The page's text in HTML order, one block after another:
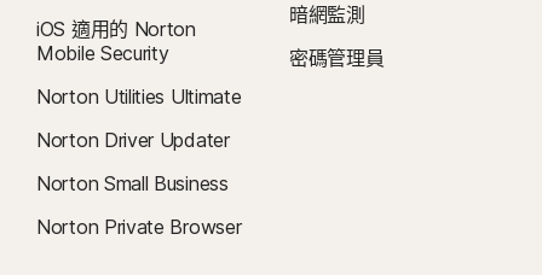
家長防護網入口網站。在 iOS 和 Android 上，必須使用應用程式內的 Norton 瀏
覽器，才能充分利用功能的完整權益。
雲端備份功能僅適用於 Windows (不包括在 S 模式的 Windows、在 ARM 處理
器上執行的 Windows)。
SafeCam 功能僅適用於 Windows (不包括在 S 模式的 Windows、在 ARM 處
理器上執行的 Windows)。
iOS 適用的 Norton
Mobile Security
Norton Utilities Ultimate
Norton Driver Updater
Norton Small Business
Norton Private Browser
暗網監測
密碼管理員